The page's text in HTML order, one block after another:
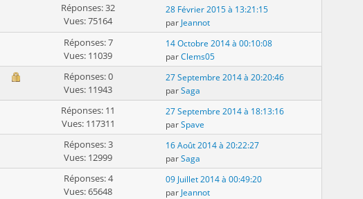
Réponses: 32
Vues: 75164
28 Février 2015 à 13:21:15
par Jeannot
Réponses: 7
Vues: 11039
14 Octobre 2014 à 00:10:08
parClems05
Réponses: 0
Vues: 11943
27 Septembre 2014 à 20:20:46
parSaga
Réponses: 11
Vues: 117311
27 Septembre 2014 à 18:13:16
parSpave
Réponses: 3
Vues: 12999
16 Août 2014 à 20:22:27
parSaga
Réponses: 4
Vues: 65648
09 Juillet 2014 à 00:49:20
par Jeannot